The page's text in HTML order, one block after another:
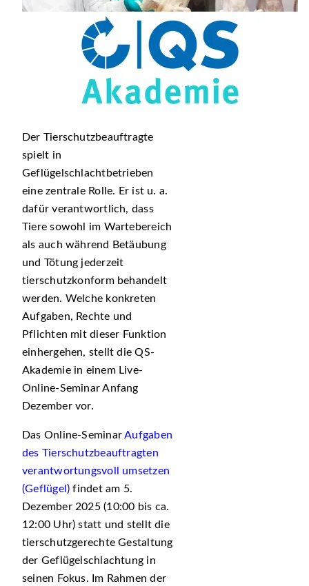
Der Tierschutzbeauftragte
spielt in
Geflügelschlachtbetrieben
eine zentrale Rolle. Er ist u. a.
dafür verantwortlich, dass
Tiere sowohl im Wartebereich
als auch während Betäubung
und Tötung jederzeit
tierschutzkonform behandelt
werden. Welche konkreten
Aufgaben, Rechte und
Pflichten mit dieser Funktion
einhergehen, stellt die QS-
Akademie in einem Live-
Online-Seminar Anfang
Dezember vor.
Das Online-SeminarAufgaben
des Tierschutzbeauftragten
verantwortungsvoll umsetzen
(Geflügel) findet am 5.
Dezember 2025 (10:00 bis ca.
12:00 Uhr) statt und stellt die
tierschutzgerechte Gestaltung
der Geflügelschlachtung in
seinen Fokus. Im Rahmen der